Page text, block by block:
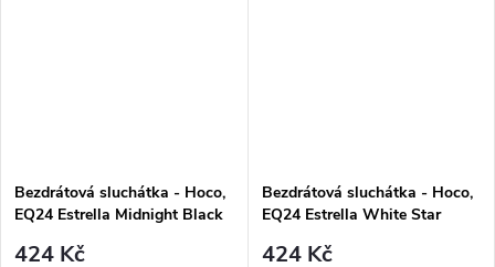
Bezdrátová sluchátka - Hoco,
EQ24 Estrella Midnight Black
424 Kč
Bezdrátová sluchátka - Hoco,
EQ24 Estrella White Star
424 Kč